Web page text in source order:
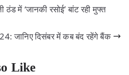
में ‘जानकी रसोई’ बांट रही मुफ्त
जानिए दिसंबर में कब बंद रहेंगे बैंक
Like